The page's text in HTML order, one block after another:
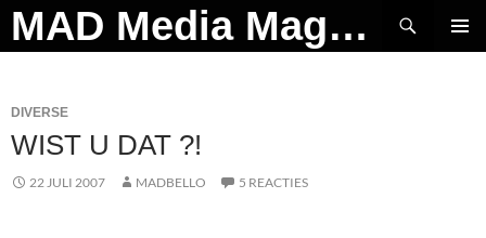
Ga
naar
MAD Media Magazine
Zoeken
DIVERSE
WIST U DAT ?!
22 JULI 2007 MADBELLO 5 REACTIES